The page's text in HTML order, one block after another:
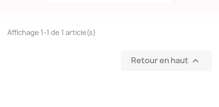
Affichage 1-1 de 1 article(s)
Retour en haut 